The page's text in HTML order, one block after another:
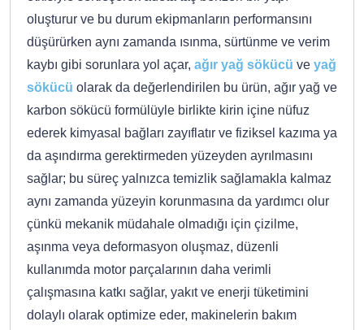
oluşturur ve bu durum ekipmanların performansını
düşürürken aynı zamanda ısınma, sürtünme ve verim
kaybı gibi sorunlara yol açar, ağır yağ sökücü ve yağ
sökücü olarak da değerlendirilen bu ürün, ağır yağ ve
karbon sökücü formülüyle birlikte kirin içine nüfuz
ederek kimyasal bağları zayıflatır ve fiziksel kazıma ya
da aşındırma gerektirmeden yüzeyden ayrılmasını
sağlar; bu süreç yalnızca temizlik sağlamakla kalmaz
aynı zamanda yüzeyin korunmasına da yardımcı olur
çünkü mekanik müdahale olmadığı için çizilme,
aşınma veya deformasyon oluşmaz, düzenli
kullanımda motor parçalarının daha verimli
çalışmasına katkı sağlar, yakıt ve enerji tüketimini
dolaylı olarak optimize eder, makinelerin bakım